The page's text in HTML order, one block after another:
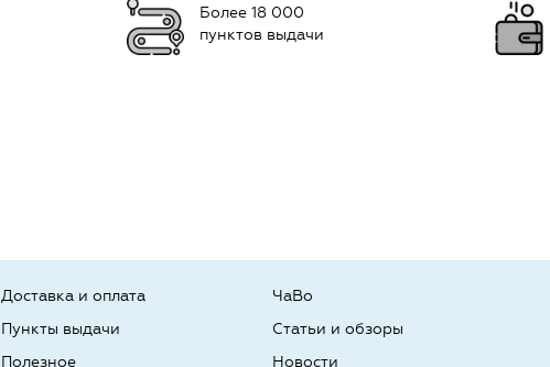
Более 18 000
пунктов выдачи
Доставка и оплата
Пункты выдачи
Полезное
ЧаВо
Статьи и обзоры
Новости